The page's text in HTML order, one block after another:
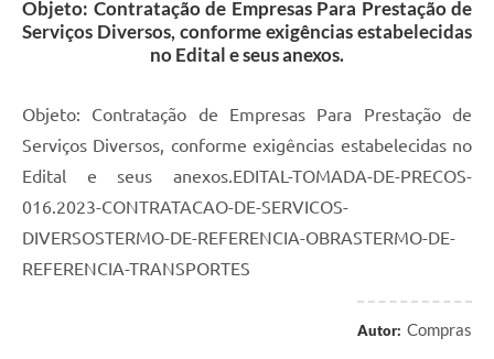
Objeto: Contratação de Empresas Para Prestação de
Serviços Diversos, conforme exigências estabelecidas
no Edital e seus anexos.
Objeto: Contratação de Empresas Para Prestação de
Serviços Diversos, conforme exigências estabelecidas no
Edital e seus anexos.EDITAL-TOMADA-DE-PRECOS-
016.2023-CONTRATACAO-DE-SERVICOS-
DIVERSOSTERMO-DE-REFERENCIA-OBRASTERMO-DE-
REFERENCIA-TRANSPORTES
Autor: Compras